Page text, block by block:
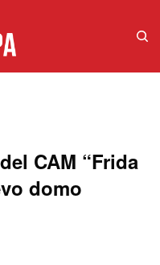
CAM “Frida
domo